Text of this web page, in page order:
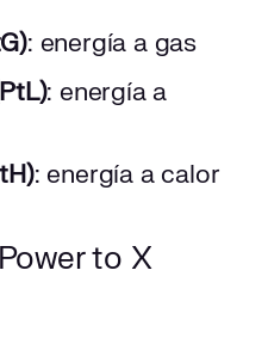
: energía a gas
: energía a
: energía a calor
to X